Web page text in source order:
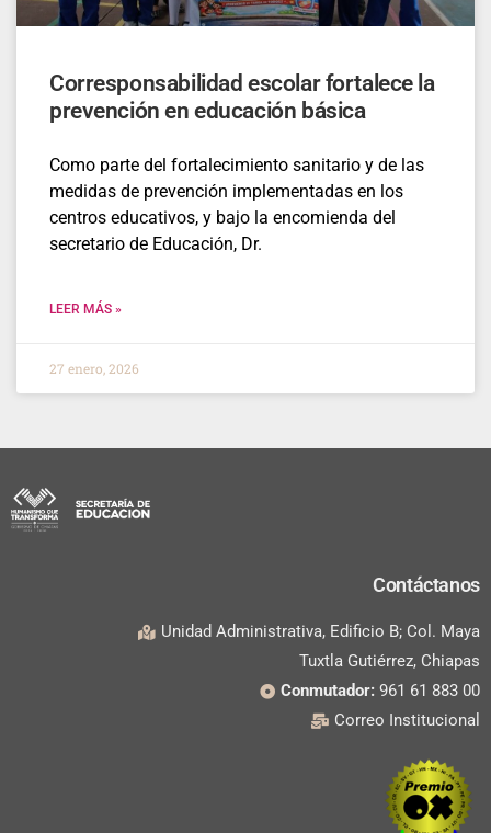
Corresponsabilidad escolar fortalece la
prevención en educación básica
Como parte del fortalecimiento sanitario y de las
medidas de prevención implementadas en los
centros educativos, y bajo la encomienda del
secretario de Educación, Dr.
LEER MÁS »
27 enero, 2026
Contáctanos
Unidad Administrativa, Edificio B; Col. Maya
Tuxtla Gutiérrez, Chiapas
Conmutador: 961 61 883 00
Correo Institucional